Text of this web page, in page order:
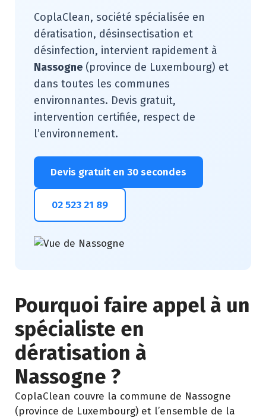
CoplaClean, société spécialisée en
dératisation, désinsectisation et
désinfection, intervient rapidement à
Nassogne (province de Luxembourg) et
dans toutes les communes
environnantes. Devis gratuit,
intervention certifiée, respect de
l’environnement.
Devis gratuit en 30 secondes
02 523 21 89
Pourquoi faire appel à un
spécialiste en
dératisation à
Nassogne ?
CoplaClean couvre la commune de Nassogne
(province de Luxembourg) et l’ensemble de la